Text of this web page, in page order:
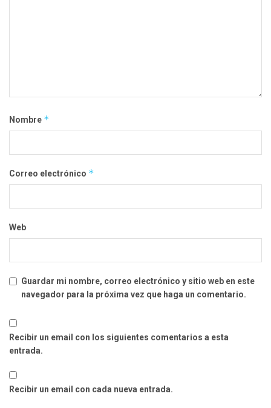
Nombre *
Correo electrónico *
Web
Guardar mi nombre, correo electrónico y sitio web en este
navegador para la próxima vez que haga un comentario.
Recibir un email con los siguientes comentarios a esta
entrada.
Recibir un email con cada nueva entrada.